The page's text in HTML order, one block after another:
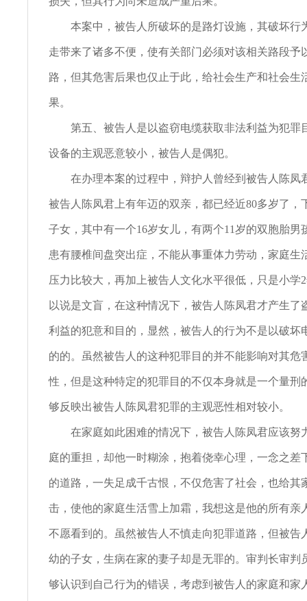
本案中，被告人所破坏的是路灯设施，其破坏行
走带来了诸多不便，使有关部门必须对该相关路段予
路，但其危害后果也仅止于此，给社会生产和社会生
果。
第五、被告人是以盗窃电缆获取非法利益为犯罪
设备的主观恶意较小，被告人是偶犯。
在办理本案的过程中，辩护人曾经到被告人陈凤
被告人陈凤君上有年迈的双亲，都已经近80多岁了，
子女，其中有一个16岁女儿，有两个11岁的双胞胎男
患有腰椎间盘突出症，不能从事重体力劳动，家庭生
压力比较大，再加上被告人文化水平很低，只是小学
以说是文盲，在这种情况下，被告人陈凤君才产生了
利益的犯意和目的，显然，被告人的行为不是以破坏
的的。虽然被告人的这种犯罪目的并不能影响对其危
性，但是这种特定的犯罪目的不仅本身就是一个量刑
够反映出被告人陈凤君犯罪的主观恶性相对较小。
在家庭如此困难的情况下，被告人陈凤君应该努
庭的重担，却他一时糊涂，抱着侥幸心理，一念之差
的道路，一失足成千古恨，不仅危害了社会，也给其
击，使他的家庭生活雪上加霜，我想这是他的所有亲
不愿看到的。虽然被告人不慎走向犯罪道路，但被告
幼的子女，生病在家的妻子却是无罪的。审判长审判
够认识到自己行为的错误，考虑到被告人的家庭和家